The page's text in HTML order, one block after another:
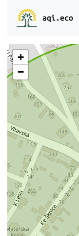
aqi.eco
+
−